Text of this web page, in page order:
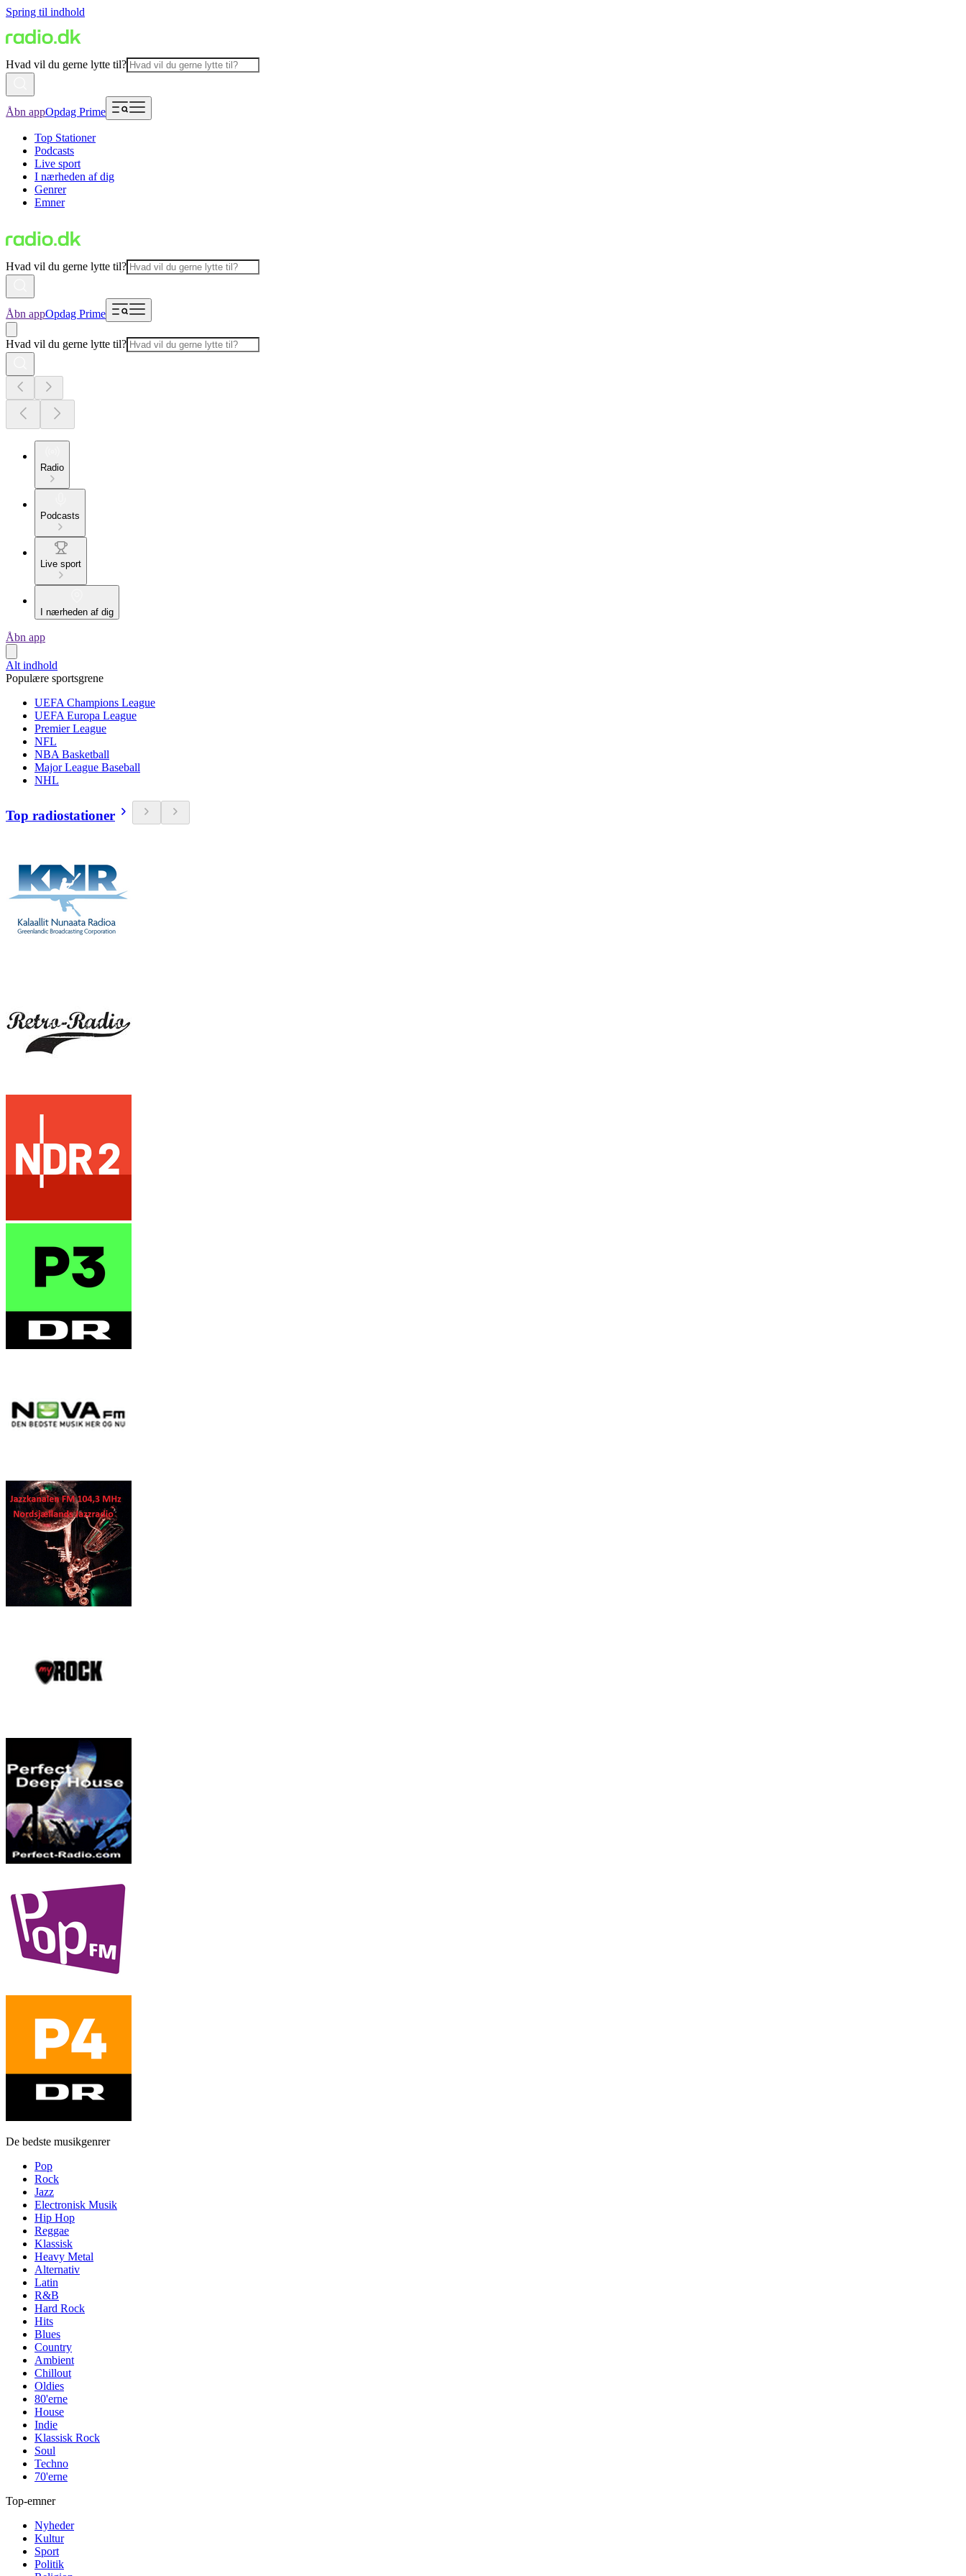
Spring til indhold
Hvad vil du gerne lytte til?
Åbn appOpdag Prime
Top Stationer
Podcasts
Live sport
I nærheden af dig
Genrer
Emner
Hvad vil du gerne lytte til?
Åbn appOpdag Prime
Hvad vil du gerne lytte til?
Radio
Podcasts
Live sport
I nærheden af dig
Åbn app
Alt indhold
Populære sportsgrene
UEFA Champions League
UEFA Europa League
Premier League
NFL
NBA Basketball
Major League Baseball
NHL
Top radiostationer
De bedste musikgenrer
Pop
Rock
Jazz
Electronisk Musik
Hip Hop
Reggae
Klassisk
Heavy Metal
Alternativ
Latin
R&B
Hard Rock
Hits
Blues
Country
Ambient
Chillout
Oldies
80'erne
House
Indie
Klassisk Rock
Soul
Techno
70'erne
Top-emner
Nyheder
Kultur
Sport
Politik